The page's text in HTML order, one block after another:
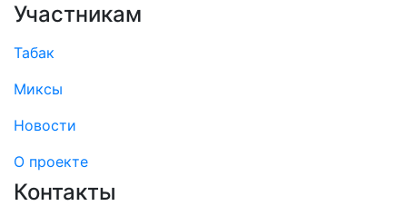
Участникам
Табак
Миксы
Новости
О проекте
Контакты